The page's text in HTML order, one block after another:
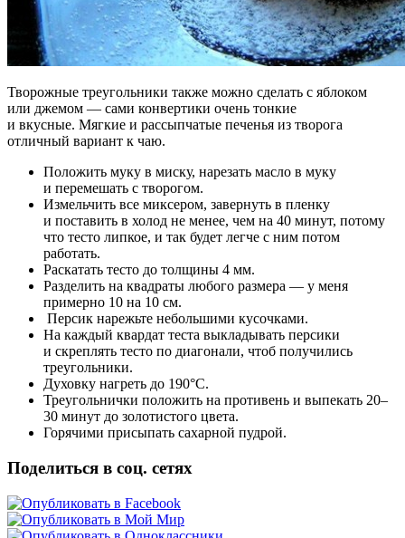
Творожные треугольники также можно сделать с яблоком
или джемом — сами конвертики очень тонкие
и вкусные. Мягкие и рассыпчатые печенья из творога
отличный вариант к чаю.
Положить муку в миску, нарезать масло в муку
и перемешать с творогом.
Измельчить все миксером, завернуть в пленку
и поставить в холод не менее, чем на 40 минут, потому
что тесто липкое, и так будет легче с ним потом
работать.
Раскатать тесто до толщины 4 мм.
Разделить на квадраты любого размера — у меня
примерно 10 на 10 см.
Персик нарежьте небольшими кусочками.
На каждый квардат теста выкладывать персики
и скреплять тесто по диагонали, чтоб получились
треугольники.
Духовку нагреть до 190°С.
Треугольнички положить на противень и выпекать 20–
30 минут до золотистого цвета.
Горячими присыпать сахарной пудрой.
Поделиться в соц. сетях